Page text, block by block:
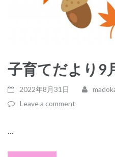
子育てだより9
2022年8月31日
Leave a comment
...